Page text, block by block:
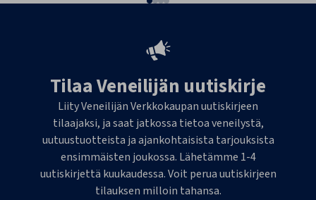
Tilaa Veneilijän uutiskirje
Liity Veneilijän Verkkokaupan uutiskirjeen
tilaajaksi, ja saat jatkossa tietoa veneilystä,
uutuustuotteista ja ajankohtaisista tarjouksista
ensimmäisten joukossa. Lähetämme 1-4
uutiskirjettä kuukaudessa. Voit perua uutiskirjeen
tilauksen milloin tahansa.